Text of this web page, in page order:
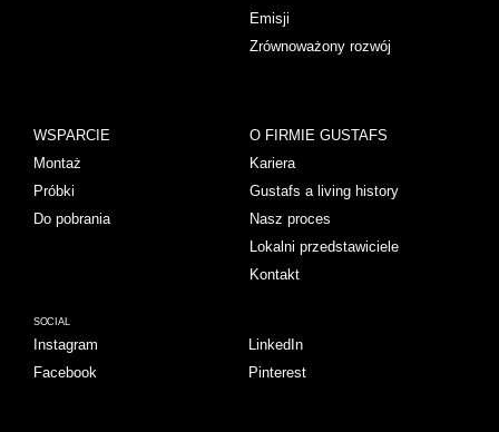
Emisji
Zrównoważony rozwój
WSPARCIE
Montaż
Próbki
Do pobrania
O FIRMIE GUSTAFS
Kariera
Gustafs a living history
Nasz proces
Lokalni przedstawiciele
Kontakt
SOCIAL
Instagram
Facebook
LinkedIn
Pinterest